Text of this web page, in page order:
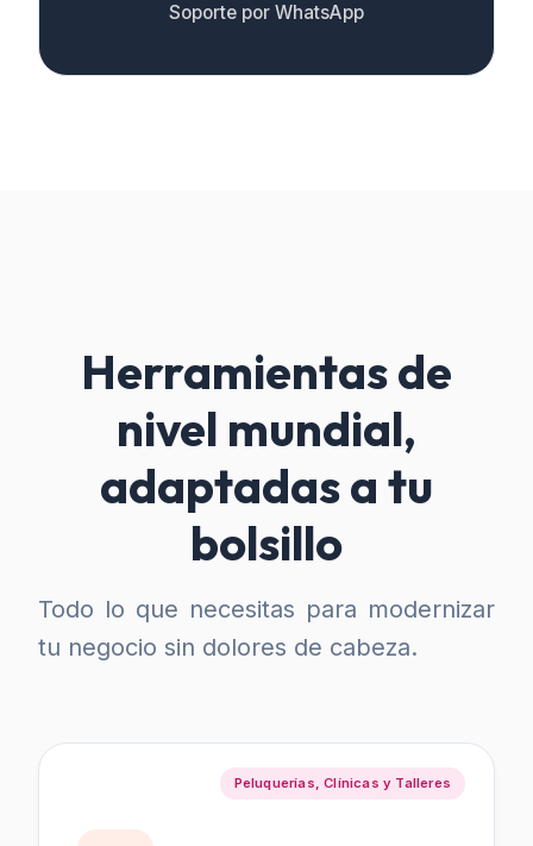
Soporte por WhatsApp
Herramientas de
nivel mundial,
adaptadas a tu
bolsillo
Todo lo que necesitas para modernizar
tu negocio sin dolores de cabeza.
Peluquerías, Clínicas y Talleres